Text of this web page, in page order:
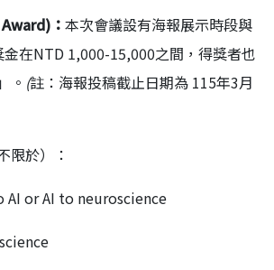
： 本次會議設有海報展示時段與
在NTD 1,000-15,000之間，得獎者也
。 (註：海報投稿截止日期為 115年3月
限於）：
or AI to neuroscience